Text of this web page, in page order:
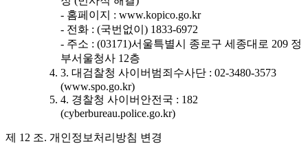
- 홈페이지 : www.kopico.go.kr
- 전화 : (국번없이) 1833-6972
- 주소 : (03171)서울특별시 종로구 세종대로 209 정
부서울청사 12층
3. 대검찰청 사이버범죄수사단 : 02-3480-3573
(www.spo.go.kr)
4. 경찰청 사이버안전국 : 182
(cyberbureau.police.go.kr)
제 12 조. 개인정보처리방침 변경